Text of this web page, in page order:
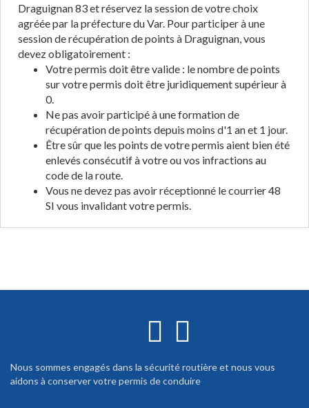
Draguignan 83 et réservez la session de votre choix
agréée par la préfecture du Var. Pour participer à une
session de récupération de points à Draguignan, vous
devez obligatoirement :
Votre permis doit être valide : le nombre de points
sur votre permis doit être juridiquement supérieur à
0.
Ne pas avoir participé à une formation de
récupération de points depuis moins d'1 an et 1 jour.
Être sûr que les points de votre permis aient bien été
enlevés consécutif à votre ou vos infractions au
code de la route.
Vous ne devez pas avoir réceptionné le courrier 48
SI vous invalidant votre permis.
Nous sommes engagés dans la sécurité routière et nous vous
aidons à conserver votre permis de conduire